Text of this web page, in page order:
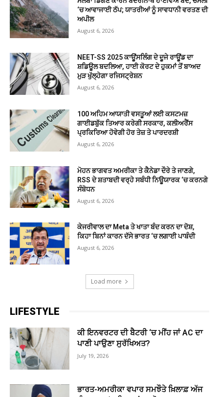
‘ਚ ਆਵਾਜਾਈ ਠੱਪ; ਯਾਤਰੀਆਂ ਨੂੰ ਸਾਵਧਾਨੀ ਵਰਤਣ ਦੀ
ਅਪੀਲ
August 6, 2026
NEET-SS 2025 ਕਾਊਂਸਲਿੰਗ ਦੇ ਦੂਜੇ ਰਾਊਂਡ ਦਾ
ਸ਼ਡਿਊਲ ਬਦਲਿਆ, ਹਾਈ ਕੋਰਟ ਦੇ ਹੁਕਮਾਂ ਤੋਂ ਬਾਅਦ
ਮੁੜ ਖੁੱਲ੍ਹੇਗਾ ਰਜਿਸਟ੍ਰੇਸ਼ਨ
August 6, 2026
100 ਅਹਿਮ ਆਯਾਤੀ ਵਸਤੂਆਂ ਲਈ ਕਸਟਮਜ਼
ਗਾਈਡਬੁੱਕ ਤਿਆਰ ਕਰੇਗੀ ਸਰਕਾਰ, ਕਲੀਅਰੈਂਸ
ਪ੍ਰਕਿਰਿਆ ਹੋਵੇਗੀ ਹੋਰ ਤੇਜ਼ ਤੇ ਪਾਰਦਰਸ਼ੀ
August 6, 2026
ਮੋਹਨ ਭਾਗਵਤ ਅਮਰੀਕਾ ਤੇ ਕੈਨੇਡਾ ਦੌਰੇ ਤੇ ਜਾਣਗੇ,
RSS ਦੇ ਸ਼ਤਾਬਦੀ ਵਰ੍ਹੇ ਸਬੰਧੀ ਨਿਊਯਾਰਕ ‘ਚ ਕਰਨਗੇ
ਸੰਬੋਧਨ
August 6, 2026
ਕੇਜਰੀਵਾਲ ਦਾ Meta ਤੇ ਖਾਤਾ ਬੰਦ ਕਰਨ ਦਾ ਦੋਸ਼,
ਕਿਹਾ ਬਿਨਾਂ ਕਾਰਨ ਦੱਸੇ ਭਾਰਤ ‘ਚ ਲਗਾਈ ਪਾਬੰਦੀ
August 6, 2026
Load more
LIFESTYLE
ਕੀ ਇਨਵਰਟਰ ਦੀ ਬੈਟਰੀ ‘ਚ ਮੀਂਹ ਜਾਂ AC ਦਾ
ਪਾਣੀ ਪਾਉਣਾ ਸੁਰੱਖਿਅਤ?
July 19, 2026
ਭਾਰਤ-ਅਮਰੀਕਾ ਵਪਾਰ ਸਮਝੌਤੇ ਖ਼ਿਲਾਫ਼ ਅੱਜ